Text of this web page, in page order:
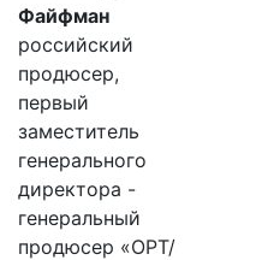
Файфман
российский
продюсер,
первый
заместитель
генерального
директора -
генеральный
продюсер «ОРТ/